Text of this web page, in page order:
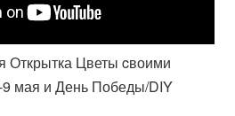
Открытка Цветы cвоими
9 мая и День Победы/DIY